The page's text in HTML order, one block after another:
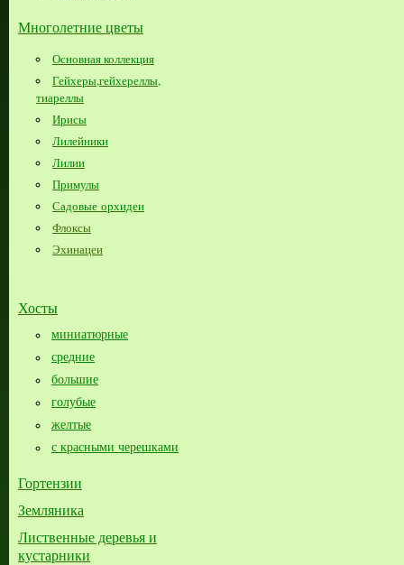
Многолетние цветы
Основная коллекция
Гейхеры,гейхереллы,
тиареллы
Ирисы
Лилейники
Лилии
Примулы
Садовые орхидеи
Флоксы
Эхинацеи
Хосты
миниатюрные
средние
большие​
голубые
желтые
с красными черешками
Гортензии
Земляника
Лиственные деревья и
кустарники